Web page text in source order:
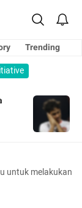
Trending
untuk melakukan